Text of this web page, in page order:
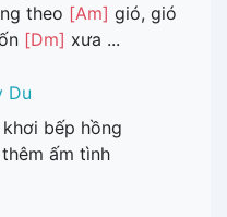
theo [Am] gió, gió
[Dm] xưa ...
Du
bếp hồng
ấm tình